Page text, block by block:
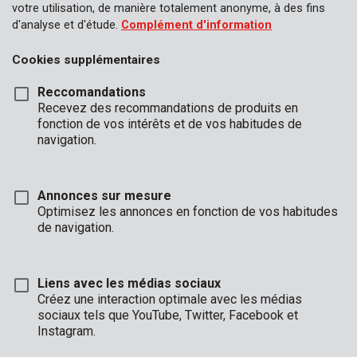
Description
Ce tournevis cruciforme TX6 a une lame de 75 mm et est
fabriqué en acier S2 de haute qualité. La pointe est aimantée, ce
votre utilisation, de manière totalement anonyme, à des fins
d'analyse et d'étude. Complément d'information
Cookies supplémentaires
Reccomandations
Recevez des recommandations de produits en
fonction de vos intérêts et de vos habitudes de
navigation.
Annonces sur mesure
Optimisez les annonces en fonction de vos habitudes
de navigation.
Liens avec les médias sociaux
Créez une interaction optimale avec les médias
sociaux tels que YouTube, Twitter, Facebook et
Instagram.